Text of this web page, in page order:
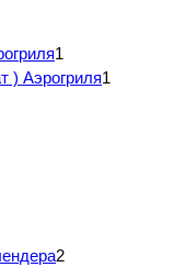
1
) Аэрогриля1
2